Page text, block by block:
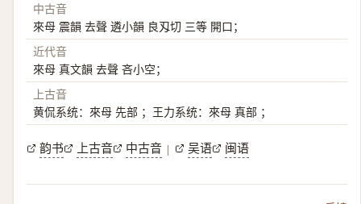
中古音
來母 震韻 去聲 遴小韻 良刄切 三等 開口；
近代音
來母 真文韻 去聲 吝小空；
上古音
黄侃系统：來母 先部 ；王力系统：來母 真部 ；
韵书 上古音 中古音 | 吴语 闽语